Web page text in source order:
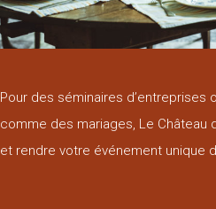
Pour des séminaires d’entreprises
comme des mariages, Le Château
et rendre votre événement unique